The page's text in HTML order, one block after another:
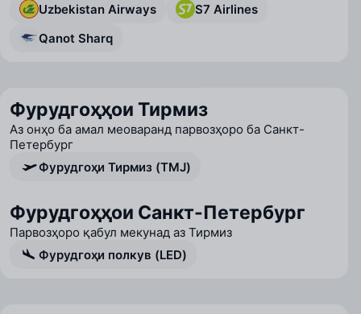
Uzbekistan Airways
S7 Airlines
Qanot Sharq
Фурудгоҳҳои Тирмиз
Аз онҳо ба амал меоваранд парвозҳоро ба Санкт-
Петербург
Фурудгоҳи Тирмиз (TMJ)
Фурудгоҳҳои Санкт-Петербург
Парвозҳоро қабул мекунад аз Тирмиз
Фурудгоҳи полкув (LED)